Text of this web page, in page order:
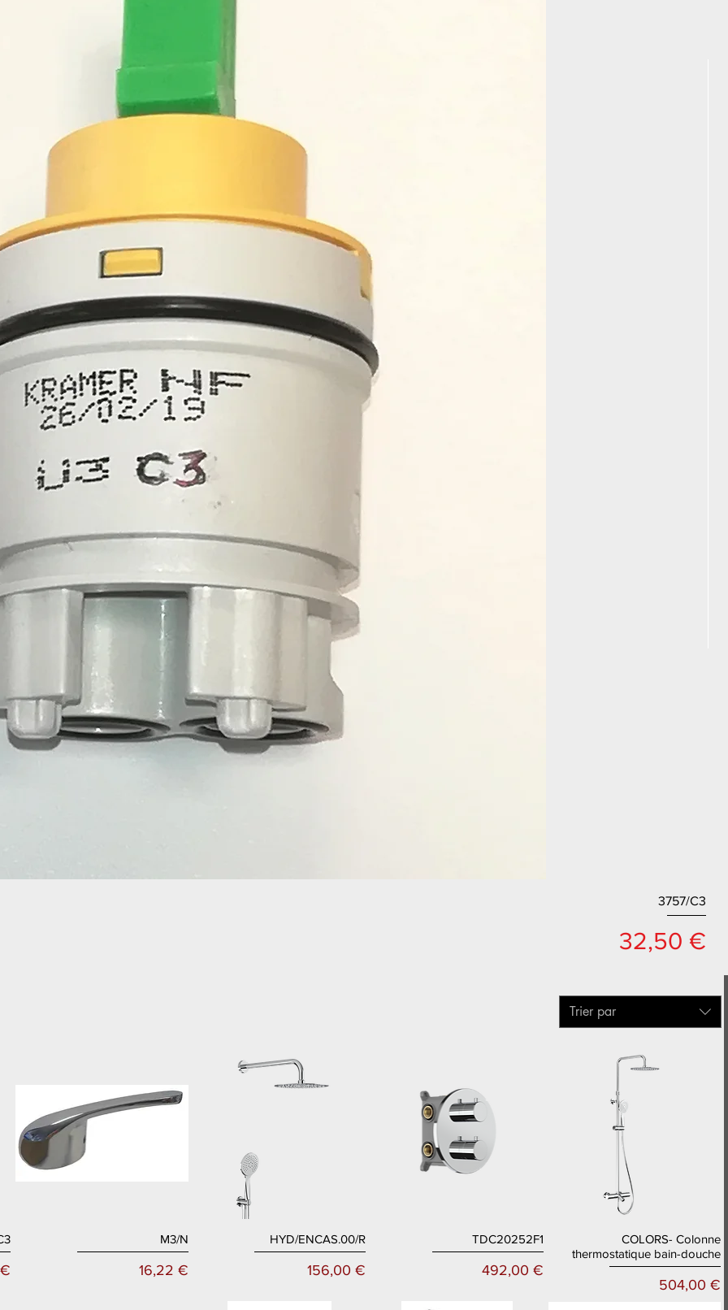
3757/C3
Prix
32,50 €
Trier par
M3/N
Prix
16,22 €
Aperçu rapide
HYD/ENCAS.00/R
Prix
156,00 €
Aperçu rapideTDC20252F1
Prix
492,00 €
Aperçu rapide
COLORS- Colonne
thermostatique bain-douche
Prix
504,00 €